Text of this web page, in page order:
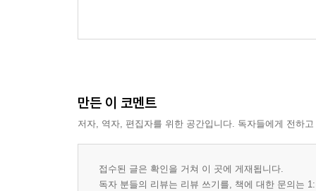
만든 이 코멘트
저자, 역자, 편집자를 위한 공간입니다. 독자들에게 전하
접수된 글은 확인을 거쳐 이 곳에 게재됩니다.
독자 분들의 리뷰는 리뷰 쓰기를, 책에 대한 문의는